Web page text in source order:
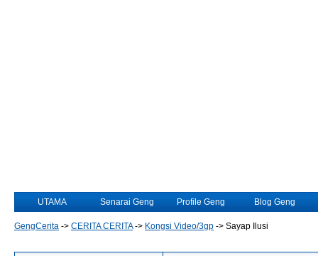
UTAMA Senarai Geng Profile Geng Blog Geng
GengCerita -> CERITA CERITA-> Kongsi Video/3gp -> Sayap Ilusi